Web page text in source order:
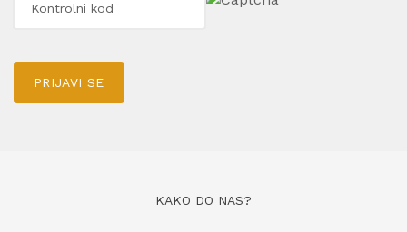
PRIJAVI SE
KAKO DO NAS?